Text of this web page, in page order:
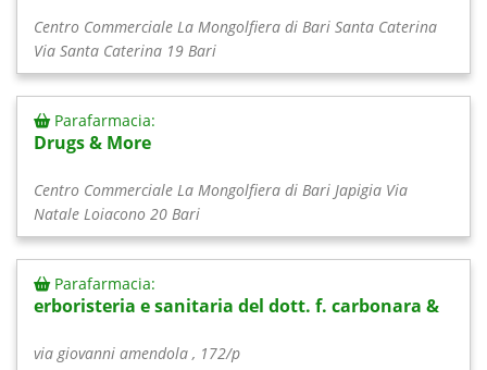
Centro Commerciale La Mongolfiera di Bari Santa Caterina
Via Santa Caterina 19 Bari
Parafarmacia:
Drugs & More
Centro Commerciale La Mongolfiera di Bari Japigia Via
Natale Loiacono 20 Bari
Parafarmacia:
erboristeria e sanitaria del dott. f. carbonara &
via giovanni amendola , 172/p